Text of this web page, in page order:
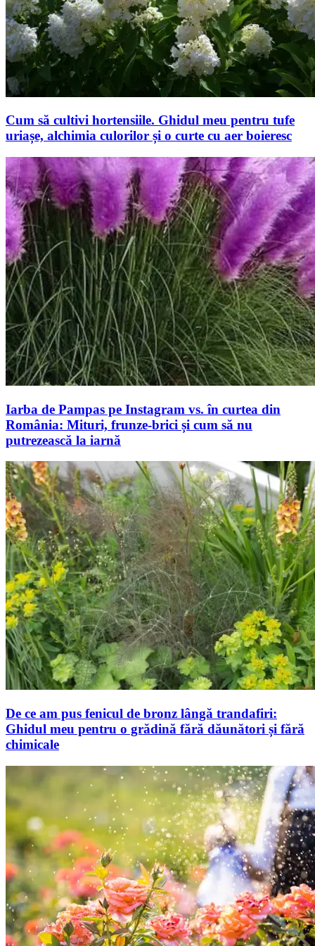
Cum să cultivi hortensiile. Ghidul meu pentru tufe
uriașe, alchimia culorilor și o curte cu aer boieresc
Iarba de Pampas pe Instagram vs. în curtea din
România: Mituri, frunze-brici și cum să nu
putrezească la iarnă
De ce am pus fenicul de bronz lângă trandafiri:
Ghidul meu pentru o grădină fără dăunători și fără
chimicale